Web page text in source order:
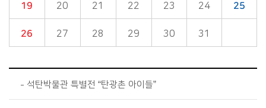
19 20 21 22 23 24 25
26 27 28 29 30 31
석탄박물관 특별전 “탄광촌 아이들”